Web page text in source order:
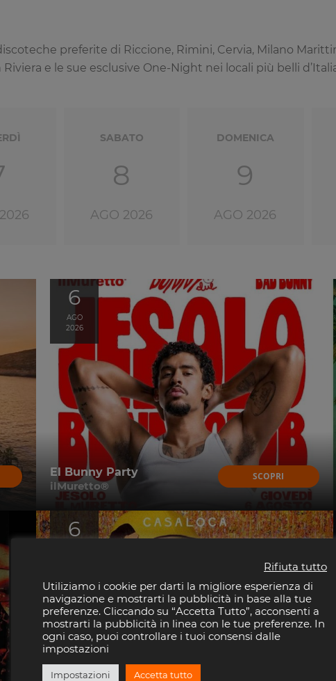
preferite di Riccione, Rimini, Cervia, Milano
e le sue esclusive One-Night nei locali più belli
SABATO
8
AGO 2026
DOMENICA
9
AGO 2026
6
AGO
2026
El Bunny Party
ilMuretto®
SCOPRI
6
Rifiuta tutto
Utiliziamo i cookie per darti la migliore esperienza di
navigazione e mostrarti la pubblicità in base alla tue
preferenze. Cliccando su “Accetta Tutto”, acconsenti a
mostrarti la pubblicità in linea con le tue preferenze. In
ogni caso, puoi controllare i tuoi consensi dalle
impostazioni
Impostazioni Accetta tutto